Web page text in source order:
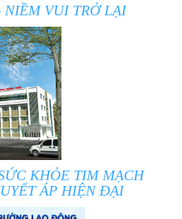
NIỀM VUI TRỞ LẠI
KHỎE TIM MẠCH
ÁP HIỆN ĐẠI